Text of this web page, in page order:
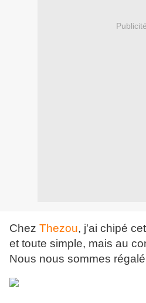
Publicité
Chez Thezou, j'ai chipé
et toute simple, mais au
Nous nous sommes